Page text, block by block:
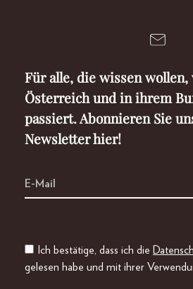
Für alle, die wissen wollen,
Österreich und in ihrem
passiert. Abonnieren Sie
Newsletter hier!
Ich bestätige, dass ich die
gelesen habe und mit ihrer